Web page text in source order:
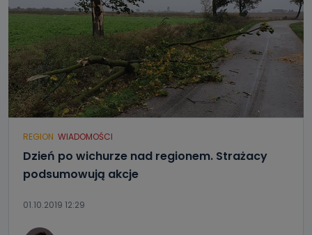
REGION WIADOMOŚCI
Dzień po wichurze nad regionem. Strażacy
podsumowują akcje
01.10.2019 12:29